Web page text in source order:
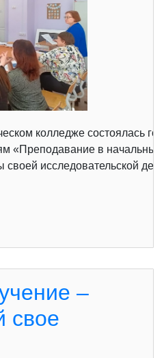
колледже состоялась
«Преподавание в
своей исследовательской
–
свое